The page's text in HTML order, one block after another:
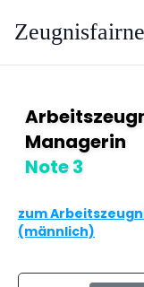
Managerin
Note 3
zum
(männlich)